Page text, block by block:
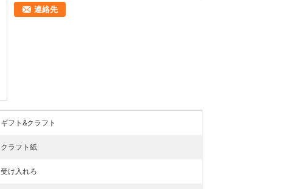
連絡先
ギフト&クラフト
クラフト紙
受け入れろ